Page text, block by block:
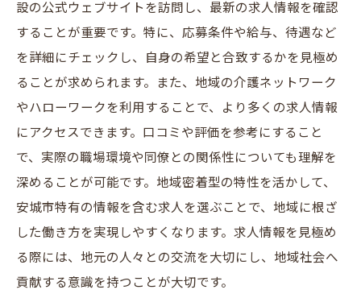
設の公式ウェブサイトを訪問し、最新の求人情報を確認
することが重要です。特に、応募条件や給与、待遇など
を詳細にチェックし、自身の希望と合致するかを見極め
ることが求められます。また、地域の介護ネットワーク
やハローワークを利用することで、より多くの求人情報
にアクセスできます。口コミや評価を参考にすること
で、実際の職場環境や同僚との関係性についても理解を
深めることが可能です。地域密着型の特性を活かして、
安城市特有の情報を含む求人を選ぶことで、地域に根ざ
した働き方を実現しやすくなります。求人情報を見極め
る際には、地元の人々との交流を大切にし、地域社会へ
貢献する意識を持つことが大切です。